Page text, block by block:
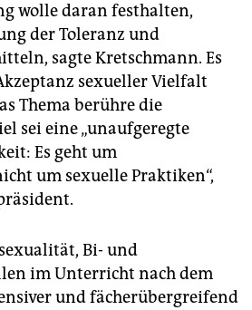
wolle daran festhalten,
der Toleranz und
sagte Kretschmann. Es
sexueller Vielfalt
Thema berühre die
sei eine „unaufgeregte
Es geht um
um sexuelle Praktiken“,
Bi- und
im Unterricht nach dem
und fächerübergreifend